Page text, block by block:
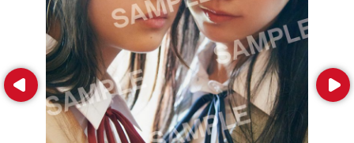
Prev Next